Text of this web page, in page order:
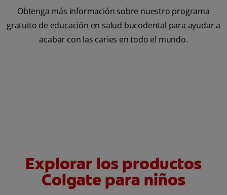
Obtenga más información sobre nuestro programa
gratuito de educación en salud bucodental para ayudar a
acabar con las caries en todo el mundo.
Explorar los productos
Colgate para niños